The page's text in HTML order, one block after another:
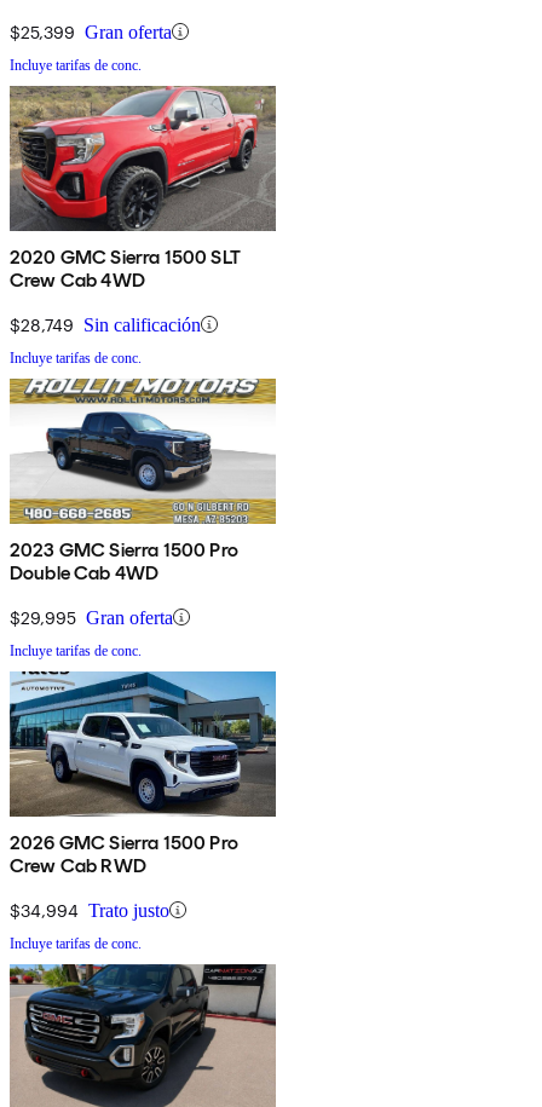
$25,399 Gran oferta
Incluye tarifas de conc.
2020 GMC Sierra 1500 SLT
Crew Cab 4WD
$28,749 Sin calificación
Incluye tarifas de conc.
2023 GMC Sierra 1500 Pro
Double Cab 4WD
$29,995 Gran oferta
Incluye tarifas de conc.
2026 GMC Sierra 1500 Pro
Crew Cab RWD
$34,994 Trato justo
Incluye tarifas de conc.